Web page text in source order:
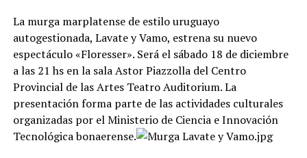
La murga marplatense de estilo uruguayo
autogestionada, Lavate y Vamo, estrena su nuevo
espectáculo «Floresser». Será el sábado 18 de diciembre
a las 21 hs en la sala Astor Piazzolla del Centro
Provincial de las Artes Teatro Auditorium. La
presentación forma parte de las actividades culturales
organizadas por el Ministerio de Ciencia e Innovación
Tecnológica bonaerense.